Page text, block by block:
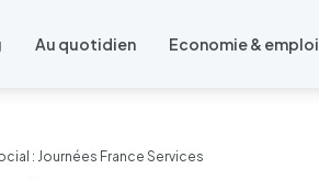
Au quotidien Economie & emploi
: Journées France Services